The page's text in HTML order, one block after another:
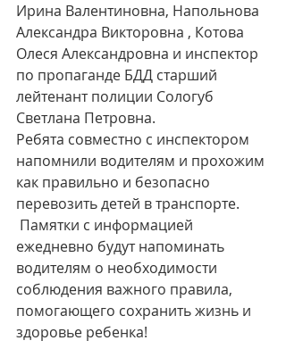
Ирина Валентиновна, Напольнова
Александра Викторовна , Котова
Олеся Александровна и инспектор
по пропаганде БДД старший
лейтенант полиции Сологуб
Светлана Петровна.
Ребята совместно с инспектором
напомнили водителям и прохожим
как правильно и безопасно
перевозить детей в транспорте.
Памятки с информацией
ежедневно будут напоминать
водителям о необходимости
соблюдения важного правила,
помогающего сохранить жизнь и
здоровье ребенка!